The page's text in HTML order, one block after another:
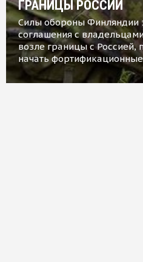
ГРАНИЦЫ РОССИИ
Силы обороны Финляндии
соглашения с
возле границы с
начать